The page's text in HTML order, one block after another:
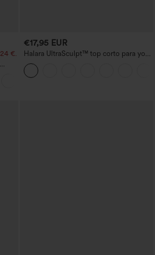
€.
€17,95 EUR
Halara UltraSculpt™ top corto para yoga
con tirantes dobles y espalda
descubierta retorcida